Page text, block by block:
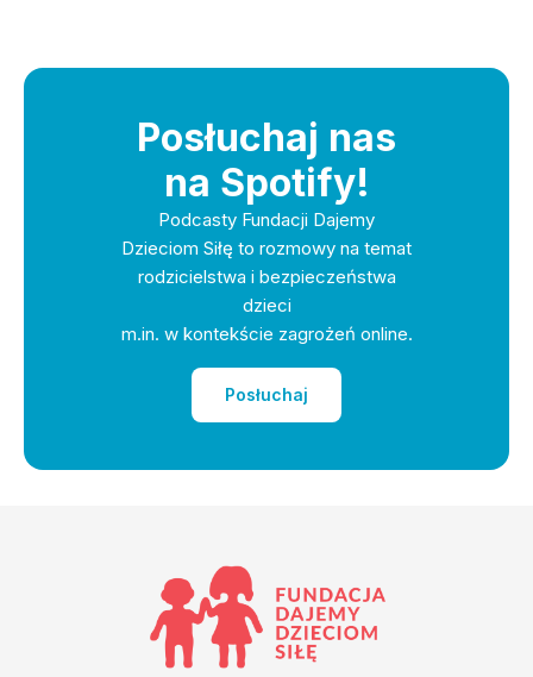
Posłuchaj nas
na Spotify!
Podcasty Fundacji Dajemy
Dzieciom Siłę to rozmowy na temat
rodzicielstwa i bezpieczeństwa
dzieci
m.in. w kontekście zagrożeń online.
Posłuchaj